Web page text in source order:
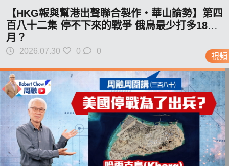
視頻
【HKG報與幫港出聲聯合製作‧華山論勢】第四
百八十二集 停不下來的戰爭 俄烏最少打多18個
月？
2026.07.30 0 0